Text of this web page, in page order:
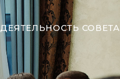
ДЕЯТЕЛЬНОСТЬ СОВЕТА